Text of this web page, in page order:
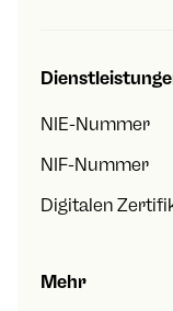
NIE-Nummer
NIF-Nummer
Digitalen
Mehr